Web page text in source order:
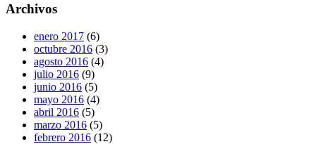
Archivos
enero 2017 (6)
octubre 2016 (3)
agosto 2016 (4)
julio 2016 (9)
junio 2016 (5)
mayo 2016 (4)
abril 2016 (5)
marzo 2016 (5)
febrero 2016 (12)